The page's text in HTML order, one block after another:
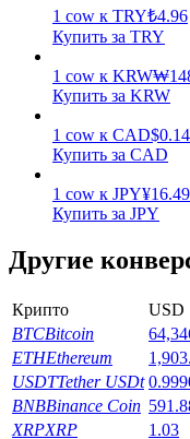
Силовая свинья
Получайте
1 cow к TRY₺4.96
Купить за TRY
1 cow к KRW₩
Купить за KRW
1 cow к CAD$
Купить за CAD
1 cow к JPY¥16.49
Купить за JPY
Другие
Крипто USD
BTCBitcoin
ETHEthereum
USDTTether USDt
BNBBinance Coin
XRPXRP 1.03